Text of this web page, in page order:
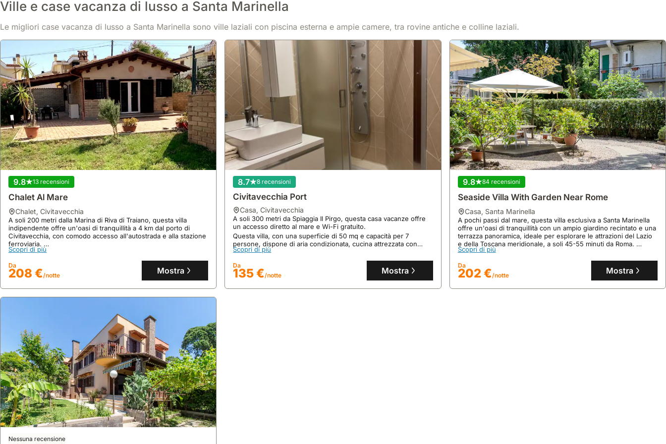
Ville e case vacanza di lusso a Santa Marinella
Le migliori case vacanza di lusso a Santa Marinella sono ville laziali con piscina esterna e ampie camere, tra rovine antiche e colline laziali.
9.8 13 recensioni
Chalet Al Mare
chalet, Civitavecchia
A soli 200 metri dalla Marina di Riva di Traiano, questa villa
indipendente offre un'oasi di tranquillità a 4 km dal porto di
Civitavecchia, con comodo accesso all'autostrada e alla stazione
ferroviaria.
Questa casa per vacanze, con un giardino di 450 mq e
parcheggio privato, dispone di 1 camera da letto, 1 bagno e può
ospitare fino a 4 persone, offrendo comfort moderni e sicurezza
avanzata.
Scopri di più
Da
208 €/notte Mostra
8.7 8 recensioni
Civitavecchia Port
casa, Civitavecchia
A soli 300 metri da Spiaggia Il Pirgo, questa casa vacanze offre
un accesso diretto al mare e Wi-Fi gratuito.
Questa villa, con una superficie di 50 mq e capacità per 7
persone, dispone di aria condizionata, cucina attrezzata con
forno e microonde, e lavatrice.
Scopri di più
Da
135 €/notte Mostra
9.8 84 recensioni
Seaside Villa With Garden Near Rome
casa, Santa Marinella
A pochi passi dal mare, questa villa esclusiva a Santa Marinella
offre un'oasi di tranquillità con un ampio giardino recintato e una
terrazza panoramica, ideale per esplorare le attrazioni del Lazio
e della Toscana meridionale, a soli 45-55 minuti da Roma.
Questa casa per vacanze dispone di cinque camere da letto, tre
bagni, aria condizionata, connessione internet e un parcheggio
sicuro, perfetta per ospitare comodamente fino a 10 persone
con servizi su richiesta per famiglie.
Scopri di più
Da
202 €/notte Mostra
Nessuna recensione